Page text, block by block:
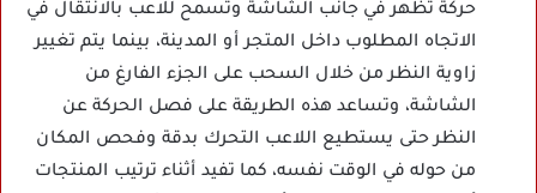
حركة تظهر في جانب الشاشة وتسمح للاعب بالانتقال في
الاتجاه المطلوب داخل المتجر أو المدينة، بينما يتم تغيير
زاوية النظر من خلال السحب على الجزء الفارغ من
الشاشة، وتساعد هذه الطريقة على فصل الحركة عن
النظر حتى يستطيع اللاعب التحرك بدقة وفحص المكان
من حوله في الوقت نفسه، كما تفيد أثناء ترتيب المنتجات